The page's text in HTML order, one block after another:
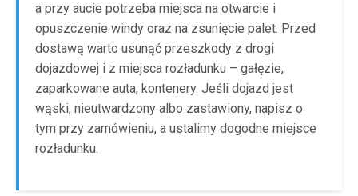
a przy aucie potrzeba miejsca na otwarcie i
opuszczenie windy oraz na zsunięcie palet. Przed
dostawą warto usunąć przeszkody z drogi
dojazdowej i z miejsca rozładunku – gałęzie,
zaparkowane auta, kontenery. Jeśli dojazd jest
wąski, nieutwardzony albo zastawiony, napisz o
tym przy zamówieniu, a ustalimy dogodne miejsce
rozładunku.